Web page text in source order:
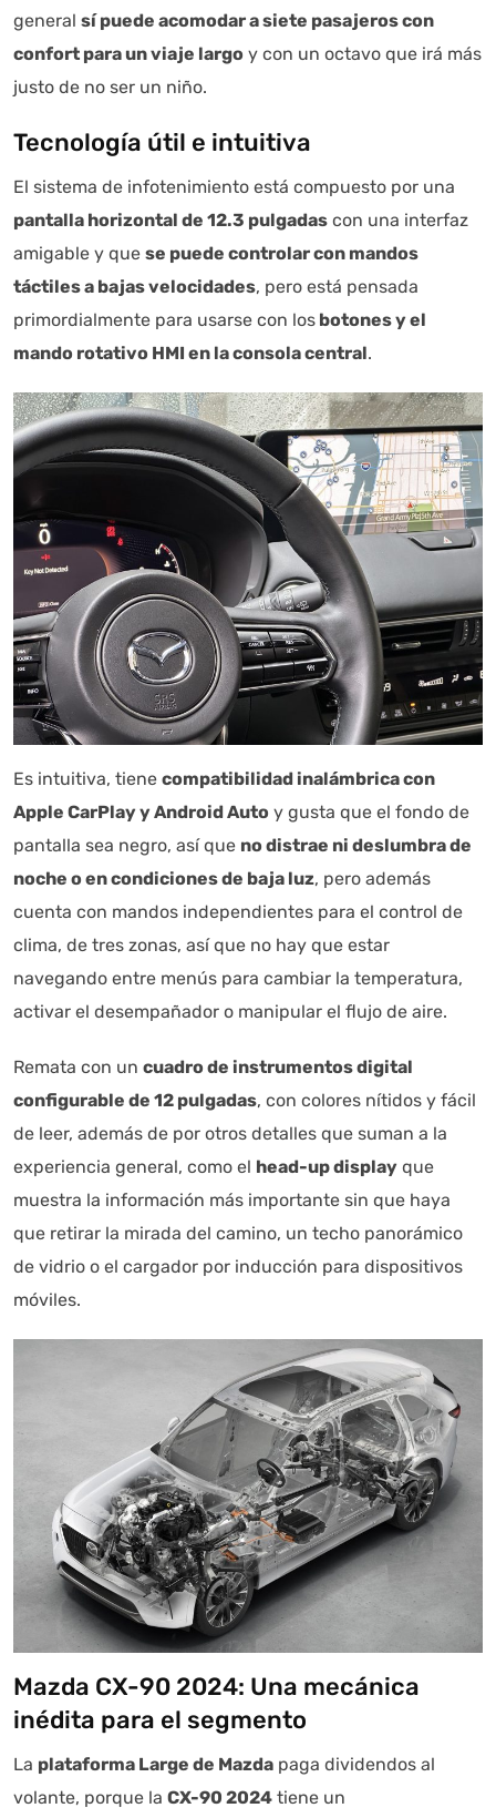
general sí puede acomodar a siete pasajeros con
confort para un viaje largo y con un octavo que irá más
justo de no ser un niño.
Tecnología útil e intuitiva
El sistema de infotenimiento está compuesto por una
pantalla horizontal de 12.3 pulgadas con una interfaz
amigable y que se puede controlar con mandos
táctiles a bajas velocidades, pero está pensada
primordialmente para usarse con los botones y el
mando rotativo HMI en la consola central.
Es intuitiva, tiene compatibilidad inalámbrica con
Apple CarPlay y Android Auto y gusta que el fondo de
pantalla sea negro, así que no distrae ni deslumbra de
noche o en condiciones de baja luz, pero además
cuenta con mandos independientes para el control de
clima, de tres zonas, así que no hay que estar
navegando entre menús para cambiar la temperatura,
activar el desempañador o manipular el flujo de aire.
Remata con un cuadro de instrumentos digital
configurable de 12 pulgadas, con colores nítidos y fácil
de leer, además de por otros detalles que suman a la
experiencia general, como el head-up display que
muestra la información más importante sin que haya
que retirar la mirada del camino, un techo panorámico
de vidrio o el cargador por inducción para dispositivos
móviles.
Mazda CX-90 2024: Una mecánica
inédita para el segmento
La plataforma Large de Mazda paga dividendos al
volante, porque la CX-90 2024 tiene un